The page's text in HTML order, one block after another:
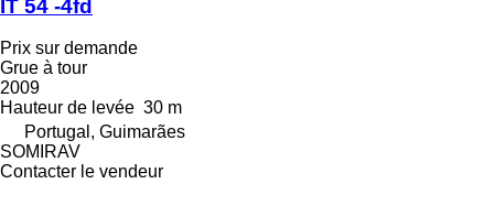
IT 54 -4fd
Prix sur demande
Grue à tour
2009
Hauteur de levée 30 m
Portugal, Guimarães
SOMIRAV
Contacter le vendeur